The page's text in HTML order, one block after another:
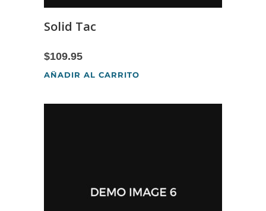
Solid Tac
$109.95
AÑADIR AL CARRITO